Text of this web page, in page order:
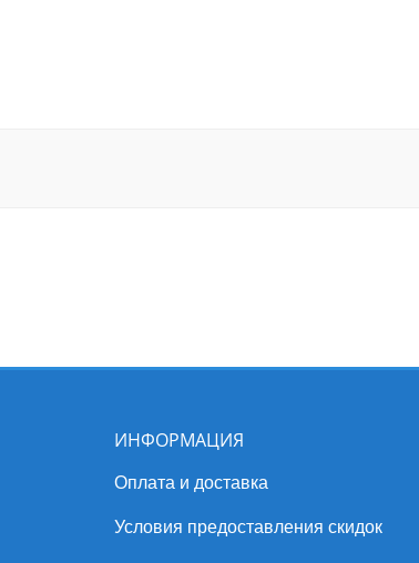
ИНФОРМАЦИЯ
Оплата и доставка
Условия предоставления скидок